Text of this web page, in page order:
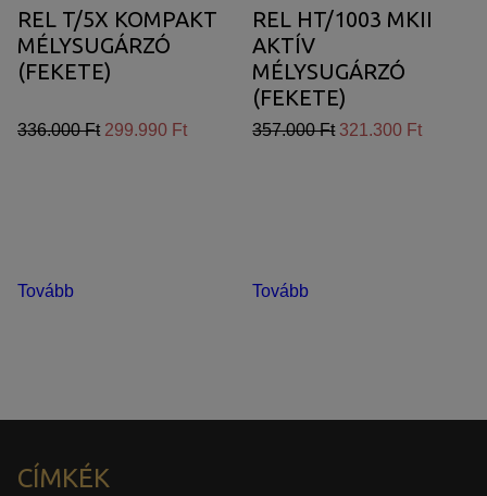
REL T/5X KOMPAKT
MÉLYSUGÁRZÓ
(FEKETE)
336.000 Ft 299.990 Ft
Tovább
REL HT/1003 MKII
AKTÍV
MÉLYSUGÁRZÓ
(FEKETE)
357.000 Ft 321.300 Ft
Tovább
CÍMKÉK